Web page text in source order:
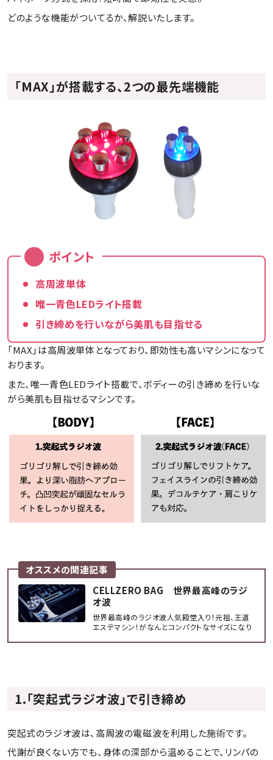
どのような機能がついてるか、解説いたします。
「MAX」が搭載する、2つの最先端機能
ポイント
高周波単体
唯一青色LEDライト搭載
引き締めを行いながら美肌も目指せる
「MAX」は高周波単体となっており、即効性も高いマシンになって
おります。
また、唯一青色LEDライト搭載で、ボディーの引き締めを行いな
がら美肌も目指せるマシンです。
オススメの関連記事
CELLZERO BAG 世界最高峰のラジ
オ波
世界最高峰のラジオ波人気殿堂入り！元祖、王道
エステマシン！がなんとコンパクトなサイズになり
み、長く蓄積した頑固な脂肪、根本的な悩みの改
1.「突起式ラジオ波」で引き締め
突起式のラジオ波は、高周波の電磁波を利用した施術です。
代謝が良くない方でも、身体の深部から温めることで、リンパの